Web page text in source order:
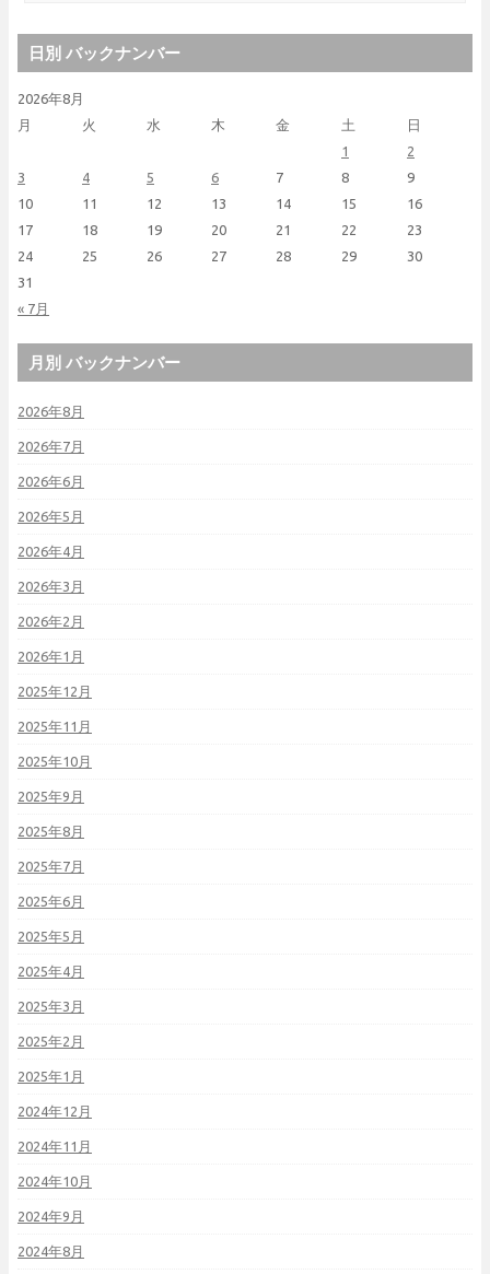
日別 バックナンバー
2026年8月
月
火 水 木 金 土 日
« 7月
1
2
3
4 5 6 7 8
9
10
11 12 13 14 15
16
17
18 19 20 21 22
23
24
25 26 27 28 29
30
31
月別 バックナンバー
2026年8月
2026年7月
2026年6月
2026年5月
2026年4月
2026年3月
2026年2月
2026年1月
2025年12月
2025年11月
2025年10月
2025年9月
2025年8月
2025年7月
2025年6月
2025年5月
2025年4月
2025年3月
2025年2月
2025年1月
2024年12月
2024年11月
2024年10月
2024年9月
2024年8月